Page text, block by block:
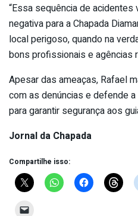
“Essa sequência de acidentes
negativa para a Chapada
local perigoso, quando na
bons profissionais e agências
Apesar das ameaças, Rafael
com as denúncias e defende
para garantir segurança aos
Jornal da Chapada
Compartilhe isso: